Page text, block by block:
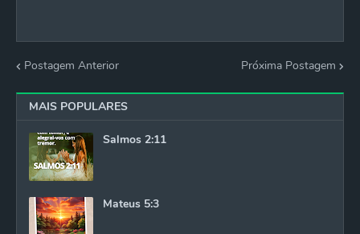
Postagem Anterior Próxima Postagem
MAIS POPULARES
Salmos 2:11
Mateus 5:3